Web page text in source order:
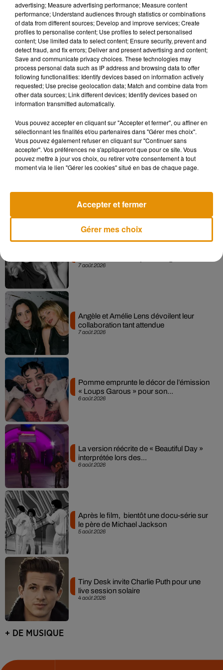
République ce vendredi matin devant l’Arc de triomphe, en
présence d’un nombre restreint d’autorités civiles et
militaires. Non ouverte au public, elle sera retransmise en
direct à la télévision. Emmanuel Macron propose
« aux
Françaises et aux Français qui le souhaitent de pavoiser leur
balcon aux couleurs nationales ».
�x!Èx!� Afin de manifester leur participation à cette
journée nationale, le Président de la République,
Français qui le souhaitent de pavoiser leur balcon aux
couleurs nationales. �x!Èx!�#8mai#TousMobilisés
#FranceUniepic.twitter.com/pTyDnUqLnH
— Ministère des Armées (@Armees_Gouv) April 20, 2020
Musique
7 août 2026
7 août 2026
Angèle et Amélie Lens dévoilent leur
collaboration tant attendue
6 août 2026
Pomme emprunte le décor de l’émission
« Loups Garous » pour son...
6 août 2026
La version réécrite de « Beautiful Day »
interprétée lors des...
5 août 2026
Après le film, bientôt une docu-série sur
le père de Michael Jackson
4 août 2026
Tiny Desk invite Charlie Puth pour une
live session solaire
+ DE MUSIQUE
advertising; Measure advertising performance; Measure content
performance; Understand audiences through statistics or combinations
of data from different sources; Develop and improve services; Create
profiles to personalise content; Use profiles to select personalised
content; Use limited data to select content; Ensure security, prevent and
detect fraud, and fix errors; Deliver and present advertising and content;
Save and communicate privacy choices. These technologies may
process personal data such as IP address and browsing data to offer
following functionalities: Identify devices based on information actively
requested; Use precise geolocation data; Match and combine data from
other data sources; Link different devices; Identify devices based on
information transmitted automatically.
Vous pouvez accepter en cliquant sur "Accepter et fermer", ou affiner en
sélectionnant les finalités et/ou partenaires dans "Gérer mes choix".
Vous pouvez également refuser en cliquant sur "Continuer sans
accepter". Vos préférences ne s'appliqueront que pour ce site. Vous
pouvez mettre à jour vos choix, ou retirer votre consentement à tout
moment via le lien "Gérer les cookies" situé en bas de chaque page.
Gérer mes choix
Accepter et fermer